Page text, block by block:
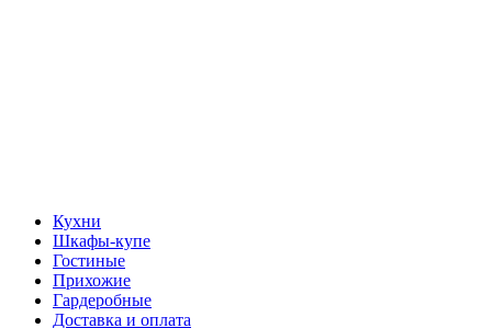
Кухни
Шкафы-купе
Гостиные
Прихожие
Гардеробные
Доставка и оплата